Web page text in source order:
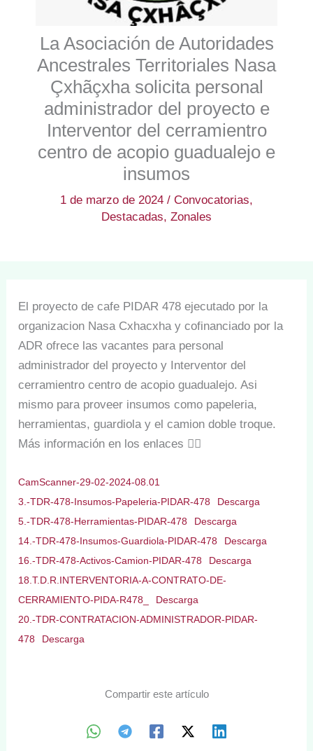
La Asociación de Autoridades
Ancestrales Territoriales Nasa
Çxhãçxha solicita personal
administrador del proyecto e
Interventor del cerramientro
centro de acopio guadualejo e
insumos
1 de marzo de 2024 / Convocatorias,
Destacadas, Zonales
El proyecto de cafe PIDAR 478 ejecutado por la
organizacion Nasa Cxhacxha y cofinanciado por la
ADR ofrece las vacantes para personal
administrador del proyecto y Interventor del
cerramientro centro de acopio guadualejo. Asi
mismo para proveer insumos como papeleria,
herramientas, guardiola y el camion doble troque.
Más información en los enlaces 👇🏻
CamScanner-29-02-2024-08.01
3.-TDR-478-Insumos-Papeleria-PIDAR-478
Descarga
5.-TDR-478-Herramientas-PIDAR-478
Descarga
14.-TDR-478-Insumos-Guardiola-PIDAR-478
Descarga
16.-TDR-478-Activos-Camion-PIDAR-478
Descarga
18.T.D.R.INTERVENTORIA-A-CONTRATO-DE-
CERRAMIENTO-PIDA-R478_
Descarga
20.-TDR-CONTRATACION-ADMINISTRADOR-PIDAR-
478
Descarga
Compartir este artículo